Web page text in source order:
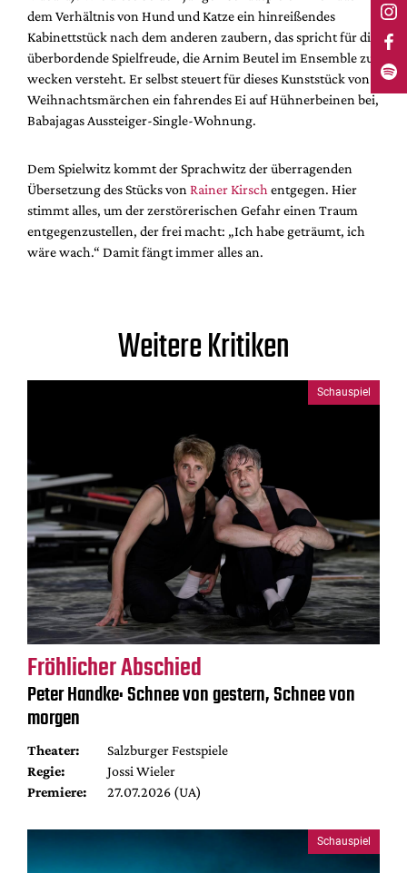
dem Verhältnis von Hund und Katze ein hinreißendes
Kabinettstück nach dem anderen zaubern, das spricht für die
überbordende Spielfreude, die Arnim Beutel im Ensemble zu
wecken versteht. Er selbst steuert für dieses Kunststück von
Weihnachtsmärchen ein fahrendes Ei auf Hühnerbeinen bei,
Babajagas Aussteiger-Single-Wohnung.
Dem Spielwitz kommt der Sprachwitz der überragenden
Übersetzung des Stücks von Rainer Kirsch entgegen. Hier
stimmt alles, um der zerstörerischen Gefahr einen Traum
entgegenzustellen, der frei macht: „Ich habe geträumt, ich
wäre wach.“ Damit fängt immer alles an.
Weitere Kritiken
Schauspiel
Fröhlicher Abschied
Peter Handke: Schnee von gestern, Schnee von
morgen
Theater:
Salzburger Festspiele
Regie:
Jossi Wieler
Premiere:
27.07.2026 (UA)
Schauspiel